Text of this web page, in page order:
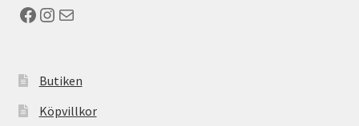
Facebook
Instagram
E-post
Butiken
Köpvillkor